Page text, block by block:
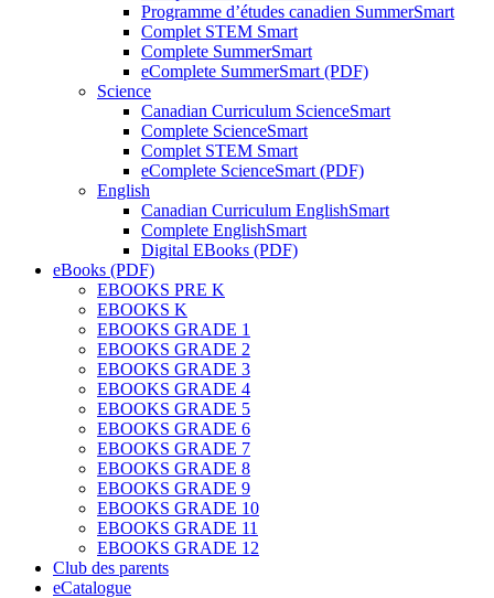
Programme d’études canadien SummerSmart
Complet STEM Smart
Complete SummerSmart
eComplete SummerSmart (PDF)
Science
Canadian Curriculum ScienceSmart
Complete ScienceSmart
Complet STEM Smart
eComplete ScienceSmart (PDF)
English
Canadian Curriculum EnglishSmart
Complete EnglishSmart
Digital EBooks (PDF)
eBooks (PDF)
EBOOKS PRE K
EBOOKS K
EBOOKS GRADE 1
EBOOKS GRADE 2
EBOOKS GRADE 3
EBOOKS GRADE 4
EBOOKS GRADE 5
EBOOKS GRADE 6
EBOOKS GRADE 7
EBOOKS GRADE 8
EBOOKS GRADE 9
EBOOKS GRADE 10
EBOOKS GRADE 11
EBOOKS GRADE 12
Club des parents
eCatalogue